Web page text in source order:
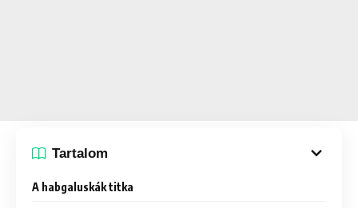
Tartalom
A habgaluskák titka